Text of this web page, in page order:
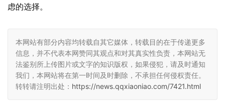
虑的选择。
本网站有部分内容均转载自其它媒体，转载目的在于传递更多
信息，并不代表本网赞同其观点和对其真实性负责，本网站无
法鉴别所上传图片或文字的知识版权，如果侵犯，请及时通知
我们，本网站将在第一时间及时删除，不承担任何侵权责任。
转转请注明出处： https://news.qqxiaoniao.com/7421.html